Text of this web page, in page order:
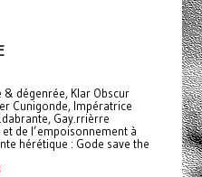
& dégenrée, Klar Obscur
Cunigonde, Impératrice
Gay.rrièrre
de l’empoisonnement à
hérétique : Gode save the